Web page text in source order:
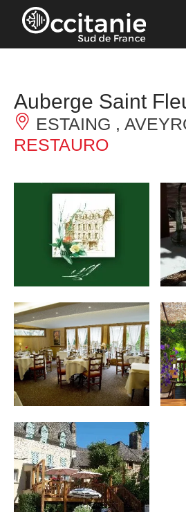
Pannello di gestione dei cookies
Auberge Saint
ESTAING ,
RESTAURO